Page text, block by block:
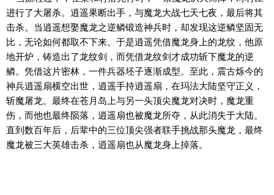
进行了大屠杀。逍遥果断出手，与魔龙大战七天七夜，最后将其
击杀。当逍遥想娶魔龙之逆鳞锻造神兵时，却发现这逆鳞坚固无
比，无论如何都取不下来。于是逍遥凭借魔龙身上的龙纹，他原
地开炉，铸造出了龙纹剑，而凭借龙纹剑才成功斩下魔龙的逆
鳞。凭借这片密林，一件兵器坯子逐渐成型。至此，震古烁今的
神兵逍遥扇横空出世，逍遥手持逍遥扇，在玛法大陆坚守正义，
斩魔屠龙。最终在苍月岛上与另一头顶尖魔龙对决时，魔龙重
伤，而他也最终陨落，逍遥扇也被魔龙所夺，从此消失于大陆。
直到数百年后，后辈中的三位顶尖强者联手挑战那头魔龙，最终
魔龙被三大英雄击杀，逍遥扇也从魔龙身上掉落。